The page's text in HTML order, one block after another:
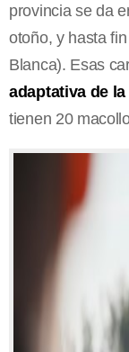
provincia se da
otoño, y hasta
Blanca). Esas
adaptativa de la
tienen 20